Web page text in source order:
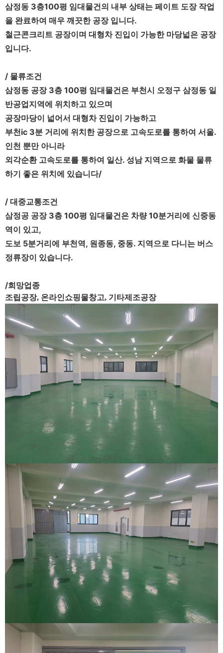
삼정동 3층100평 임대물건의 내부 상태는 페이트 도장 작업
을 완료하여 매우 깨끗한 공장 입니다.
철근콘크리트 공장이며 대형차 진입이 가능한 마당넓은 공장
입니다.
/ 물류조건
삼정동 공장 3층 100평 임대물건은 부천시 오정구 삼정동 일
반공업지역에 위치하고 있으며
공장마당이 넓어서 대형차 진입이 가능하고
부천ic 3분 거리에 위치한 공장으로 고속도로를 통하여 서울.
인천 뿐만 아니라
외각순환 고속도로를 통하여 일산. 성남 지역으로 화물 물류
하기 좋은 위치에 있습니다/
/ 대중교통조건
삼정공 공장 3층 100평 임대물건은 차량 10분거리에 신중동
역이 있고,
도보 5분거리에 부천역, 원종동, 중동. 지역으로 다니는 버스
정류장이 있습니다.
/희망업종
조립공장, 온라인쇼핑물창고, 기타제조공장